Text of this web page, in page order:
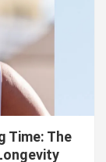
Time: The